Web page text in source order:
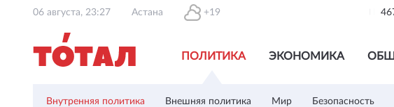
06 августа, 23:27 Астана +19
ПОЛИТИКА ЭКОНОМИКА
Внутренняя политика Внешняя политика Мир Безопасность